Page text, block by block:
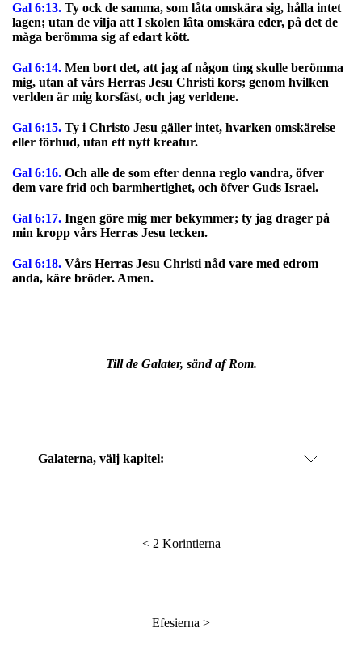
Gal 6:13. Ty ock de samma, som låta omskära sig, hålla intet
lagen; utan de vilja att I skolen låta omskära eder, på det de
måga berömma sig af edart kött.
Gal 6:14. Men bort det, att jag af någon ting skulle berömma
mig, utan af vårs Herras Jesu Christi kors; genom hvilken
verlden är mig korsfäst, och jag verldene.
Gal 6:15. Ty i Christo Jesu gäller intet, hvarken omskärelse
eller förhud, utan ett nytt kreatur.
Gal 6:16. Och alle de som efter denna reglo vandra, öfver
dem vare frid och barmhertighet, och öfver Guds Israel.
Gal 6:17. Ingen göre mig mer bekymmer; ty jag drager på
min kropp vårs Herras Jesu tecken.
Gal 6:18. Vårs Herras Jesu Christi nåd vare med edrom
anda, käre bröder. Amen.
Till de Galater, sänd af Rom.
Galaterna, välj kapitel:
< 2 Korintierna
Efesierna >